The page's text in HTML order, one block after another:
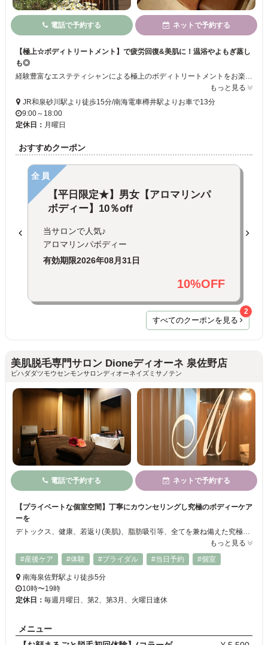
電話で予約する ネットで予約する
【極上☆ボディトリートメント】で疲労回復&美肌に！温浴やよもぎ蒸し
も◎
もっと見る
JR和泉砂川駅より徒歩15分/南海電車樽井駅よりお車で13分
9:00～18:00
定休日： 月曜日
おすすめクーポン
全員
【平日限定★】男女【アロマリンパ
ボディー】10％off
当サロンで人気♪
アロマリンパボディー
有効期限2026年08月31日
10%OFF
すべてのクーポンを見る
2
美肌脱毛専門サロン Dioneディオーネ 泉佐野店
ビハダダツモウセンモンサロンディオーネイズミサノテン
電話で予約する ネットで予約する
【プライベートな個室空間】丁寧にカウンセリングし究極のボディーケア
ーを
デトックス、健康、若返り(美肌)、脂肪吸引等、全てを兼ね備えた究極のボディーケア―を行うリジュベネーション専門エステサロンです！！安心・快適にご利用頂けますように無料カウンセリングを致します♪カウンセリングは丁寧に行います◎お客様お一人ひとりの症状やお悩みに合わせた施術内容をプランニング致します！エステが初めての方もどうぞ安心してご来店下さい☆個室空間で施術致しますので、ゆったりとお寛ぎ下さい♪
もっと見る
#産後ケア
#体験 #ブライダル #当日予約 #個室
南海泉佐野駅より徒歩5分
10時〜19時
定休日： 毎週月曜日、第2、第3月、火曜日連休
メニュー